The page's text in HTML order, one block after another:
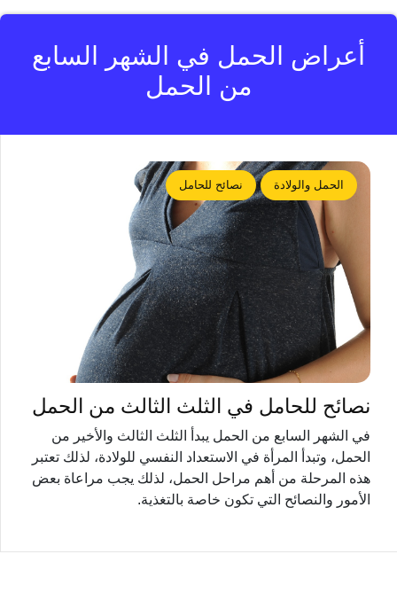
أعراض الحمل في الشهر السابع
من الحمل
الحمل والولادة نصائح للحامل
نصائح للحامل في الثلث الثالث من الحمل
في الشهر السابع من الحمل يبدأ الثلث الثالث والأخير من
الحمل، وتبدأ المرأة في الاستعداد النفسي للولادة، لذلك تعتبر
هذه المرحلة من أهم مراحل الحمل، لذلك يجب مراعاة بعض
الأمور والنصائح التي تكون خاصة بالتغذية.